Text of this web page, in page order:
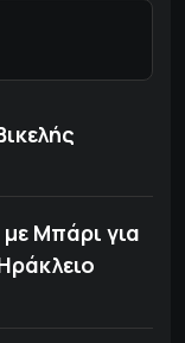
Μπάρι για